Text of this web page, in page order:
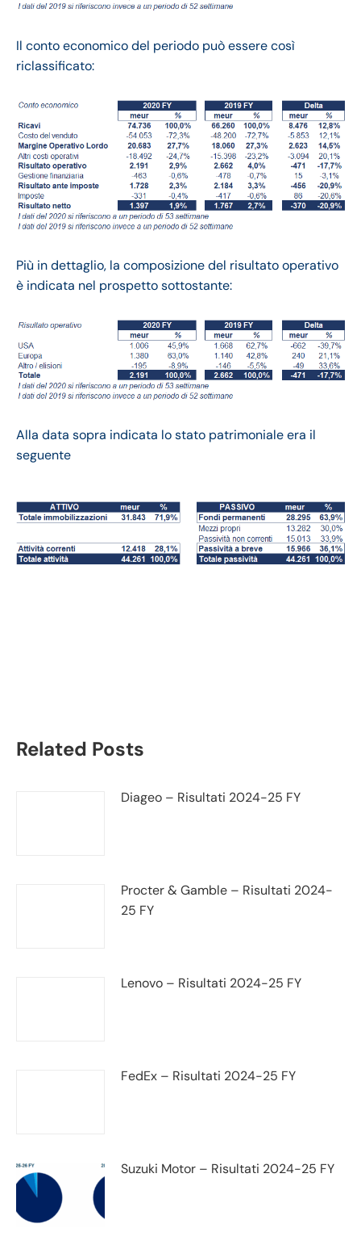
Il conto economico del periodo può essere così
riclassificato:
Più in dettaglio, la composizione del risultato operativo
è indicata nel prospetto sottostante:
Alla data sopra indicata lo stato patrimoniale era il
seguente
Related Posts
Diageo – Risultati 2024-25 FY
Procter & Gamble – Risultati 2024-
25 FY
Lenovo – Risultati 2024-25 FY
FedEx – Risultati 2024-25 FY
Suzuki Motor – Risultati 2024-25 FY